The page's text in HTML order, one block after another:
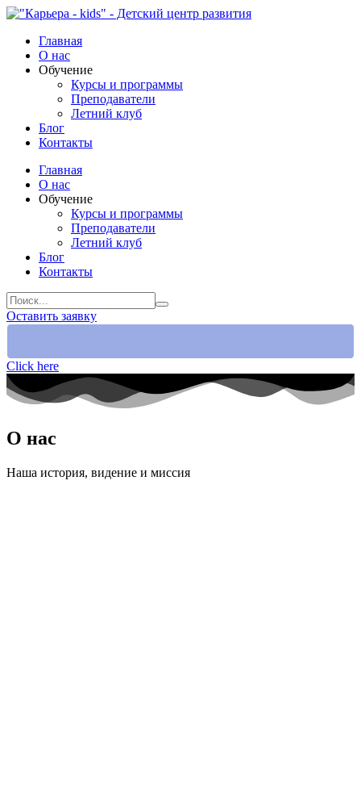
Главная
О нас
Обучение
Курсы и программы
Преподаватели
Летний клуб
Блог
Контакты
Главная
О нас
Обучение
Курсы и программы
Преподаватели
Летний клуб
Блог
Контакты
Оставить заявку
Click here
О нас
Наша история, видение и миссия